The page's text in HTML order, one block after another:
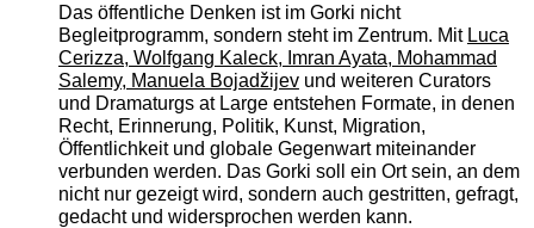
Das öffentliche Denken ist im Gorki nicht
Begleitprogramm, sondern steht im Zentrum. Mit Luca
Cerizza, Wolfgang Kaleck, Imran Ayata, Mohammad
Salemy, Manuela Bojadžijevund weiteren Curators
und Dramaturgs at Large entstehen Formate, in denen
Recht, Erinnerung, Politik, Kunst, Migration,
Öffentlichkeit und globale Gegenwart miteinander
verbunden werden. Das Gorki soll ein Ort sein, an dem
nicht nur gezeigt wird, sondern auch gestritten, gefragt,
gedacht und widersprochen werden kann.